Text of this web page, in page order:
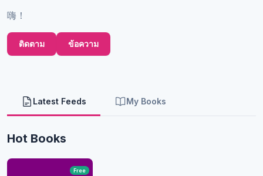
嗨！
ติดตาม ข้อความ
Latest Feeds My Books
Hot Books
Free